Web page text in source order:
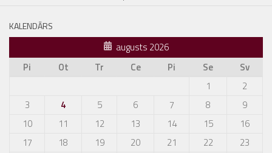
KALENDĀRS
augusts 2026
Pi
Ot Tr Ce Pi Se
Sv
1
2
3
4 5 6 7 8
9
10
11 12 13 14 15
16
17
18 19 20 21 22
23